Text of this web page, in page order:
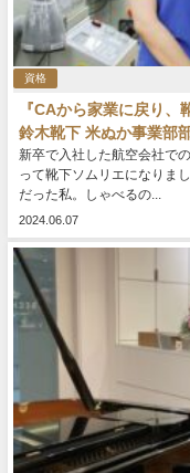
資格
『CAから家業に戻り
鈴木靴下 米ぬか事業部
新卒で入社した航空会社で
って靴下ソムリエになりま
だった私。しゃべるの...
2024.06.07